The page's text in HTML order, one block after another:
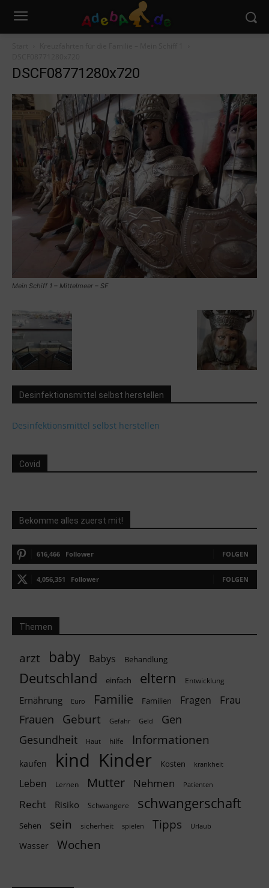
DSCF08771280x720
Mein Schiff 1 – Mittelmeer – SF
Desinfektionsmittel selbst herstellen
Desinfektionsmittel selbst herstellen
Covid
Bekomme alles zuerst mit!
616,466 Follower FOLGEN
4,056,351 Follower FOLGEN
Themen
arzt baby Babys Behandlung
Deutschland einfach eltern Entwicklung
Ernährung Euro Familie Familien Fragen Frau
Frauen Geburt Gefahr Geld
Gen
Gesundheit
Haut hilfe Informationen
kaufen kind Kinder Kosten krankheit
Leben Lernen Mutter Nehmen Patienten
Recht Risiko Schwangere schwangerschaft
Sehen sein sicherheit spielen Tipps Urlaub
Wasser Wochen